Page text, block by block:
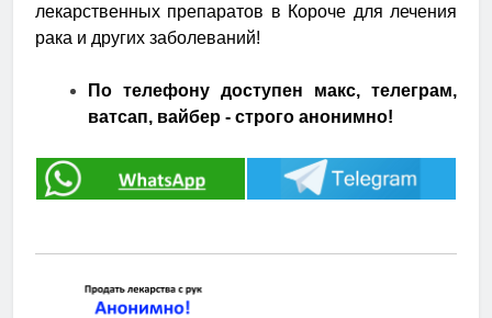
лекарственных препаратов в Короче для лечения
рака и других заболеваний!
По телефону доступен макс, телеграм,
ватсап, вайбер - строго анонимно!